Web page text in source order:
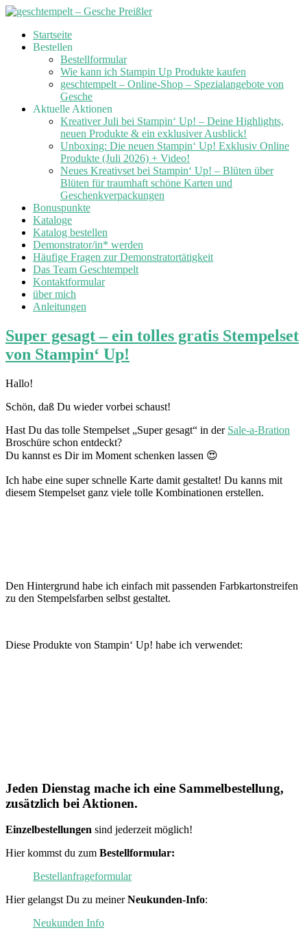
Skip
Startseite
Bestellen
Bestellformular
Wie kann ich Stampin Up Produkte kaufen
geschtempelt – Online-Shop – Spezialangebote von
Gesche
Aktuelle Aktionen
Kreativer Juli bei Stampin‘ Up! – Deine Highlights,
neuen Produkte & ein exklusiver Ausblick!
Unboxing: Die neuen Stampin‘ Up! Exklusiv Online
Produkte (Juli 2026) + Video!
Neues Kreativset bei Stampin‘ Up! – Blüten über
Blüten für traumhaft schöne Karten und
Geschenkverpackungen
Bonuspunkte
Kataloge
Katalog bestellen
Demonstrator/in* werden
Häufige Fragen zur Demonstratortätigkeit
Das Team Geschtempelt
Kontaktformular
über mich
Anleitungen
Super gesagt – ein tolles gratis Stempelset
von Stampin‘ Up!
Hallo!
Schön, daß Du wieder vorbei schaust!
Hast Du das tolle Stempelset „Super gesagt“ in der Sale-a-Bration
Broschüre schon entdeckt?
Du kannst es Dir im Moment schenken lassen 😍
Ich habe eine super schnelle Karte damit gestaltet! Du kanns mit
diesem Stempelset ganz viele tolle Kombinationen erstellen.
Den Hintergrund habe ich einfach mit passenden Farbkartonstreifen
zu den Stempelsfarben selbst gestaltet.
Diese Produkte von Stampin‘ Up! habe ich verwendet:
Jeden Dienstag mache ich eine Sammelbestellung,
zusätzlich bei Aktionen.
Einzelbestellungen sind jederzeit möglich!
Hier kommst du zum Bestellformular:
Bestellanfrageformular
Hier gelangst Du zu meinerNeukunden-Info:
Neukunden Info